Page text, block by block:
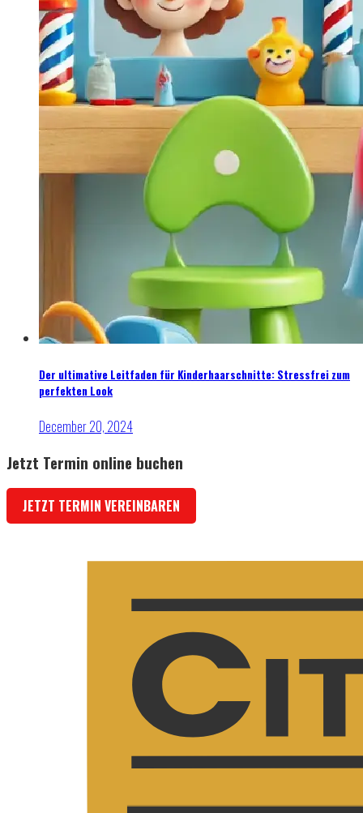
Der ultimative Leitfaden für Kinderhaarschnitte: Stressfrei zum
perfekten Look
December 20, 2024
Jetzt Termin online buchen
JETZT TERMIN VEREINBAREN